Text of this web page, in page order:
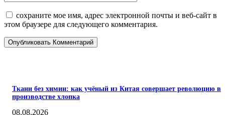
сохраните мое имя, адрес электронной почты и веб-сайт в
этом браузере для следующего комментария.
Ткани без химии: как учёный из Китая совершает революцию в
производстве хлопка
08.08.2026